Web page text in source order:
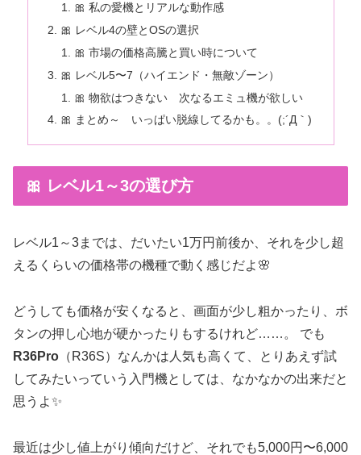
🎀 私の愛機とリアルな動作感
🎀 レベル4の壁とOSの選択
🎀 市場の価格高騰と買い時について
🎀 レベル5〜7（ハイエンド・無敵ゾーン）
🎀 物欲はつきない 次なるエミュ機が欲しい
🎀 まとめ～ いっぱい脱線してるかも。。(;´Д｀)
🎀 レベル1～3の選び方
レベル1～3までは、だいたい1万円前後か、それを少し超
えるくらいの価格帯の機種で動く感じだよ🌸
どうしても価格が安くなると、画面が少し粗かったり、ボ
タンの押し心地が硬かったりもするけれど……。 でも
R36Pro （R36S）なんかは人気も高くて、とりあえず試
してみたいっていう入門機としては、なかなかの出来だと
思うよ✨
最近は少し値上がり傾向だけど、それでも5,000円〜6,000